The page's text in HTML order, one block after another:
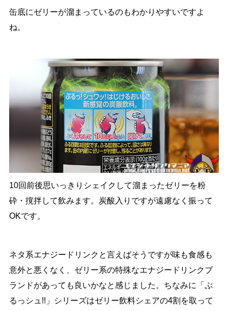
缶底にゼリーが溜まっているのもわかりやすいですよ
ね。
10回前後思いっきりシェイクして溜まったゼリーを粉
砕・撹拌して飲みます。炭酸入りですが遠慮なく振って
OKです。
ネタ系エナジードリンクと言えばそうですが味も食感も
意外と悪くなく、ゼリー系の特殊なエナジードリンクブ
ランドがあっても良いかなと感じました。ちなみに「ぷ
るっシュ!!」シリーズはゼリー飲料シェアの4割を取って